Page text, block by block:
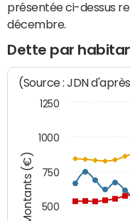
présentée ci-dessus
décembre.
Dette par
Montants (€)
(Source : JDN
500
750
1000
1250